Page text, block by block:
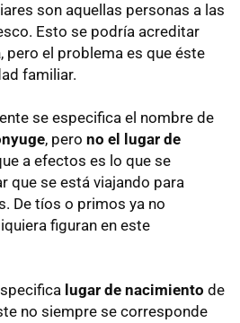
son aquellas personas a las
Esto se podría acreditar
, pero el problema es que éste
familiar.
se especifica el nombre de
, pero no el lugar de
a efectos es lo que se
que se está viajando para
De tíos o primos ya no
figuran en este
lugar de nacimiento de
no siempre se corresponde